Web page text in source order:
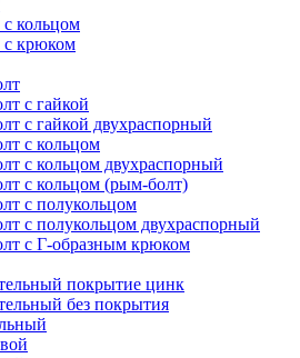
кольцом
крюком
с гайкой
с гайкой двухраспорный
с кольцом
с кольцом двухраспорный
с кольцом (рым-болт)
с полукольцом
с полукольцом двухраспорный
с Г-образным крюком
покрытие цинк
без покрытия